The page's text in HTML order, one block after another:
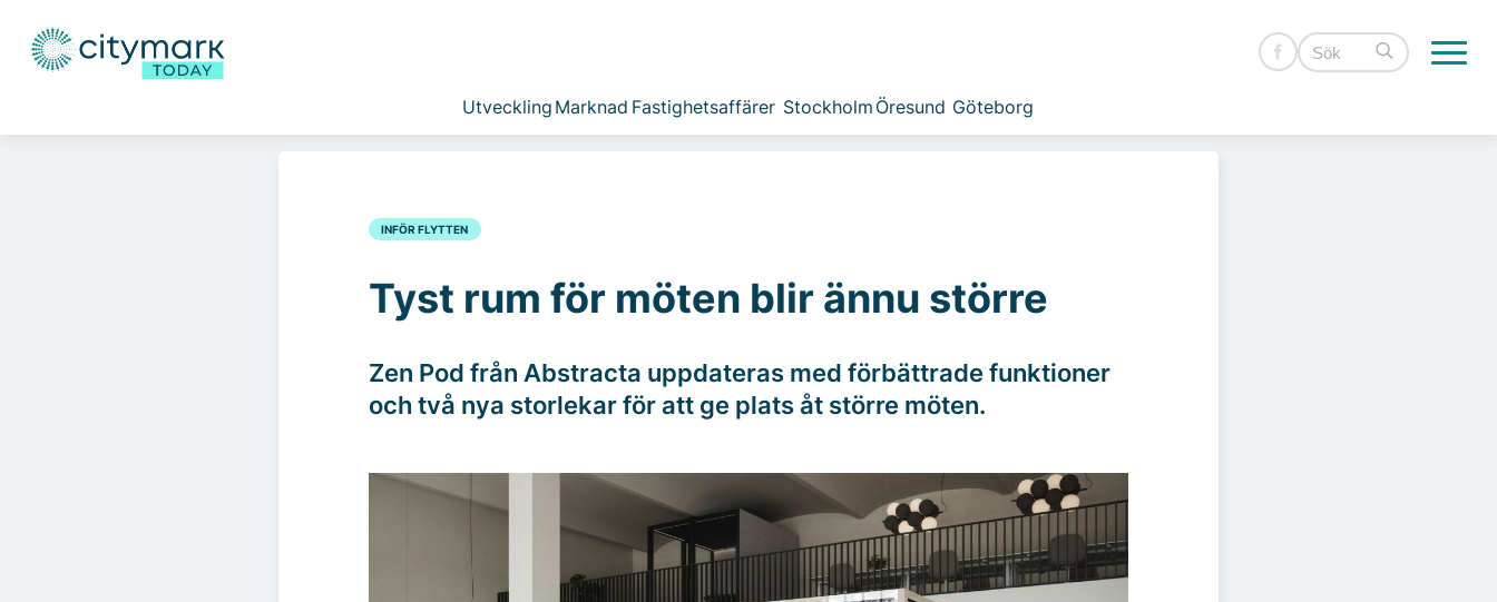
Utveckling Marknad Fastighetsaffärer Stockholm Öresund Göteborg
INFÖR FLYTTEN
Tyst rum för möten blir ännu större
Zen Pod från Abstracta uppdateras med förbättrade funktioner
och två nya storlekar för att ge plats åt större möten.